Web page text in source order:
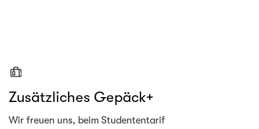
Zusätzliches Gepäck+
Wir freuen uns, beim Studententarif